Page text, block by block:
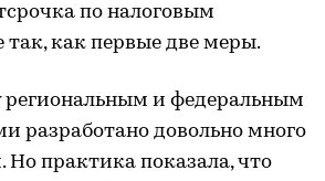
по налоговым
так, как первые две меры.
региональным и федеральным
разработано довольно много
практика показала, что